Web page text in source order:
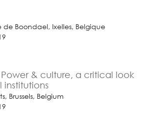
Boondael, Ixelles, Belgique
& culture, a critical look
institutions
Brussels, Belgium